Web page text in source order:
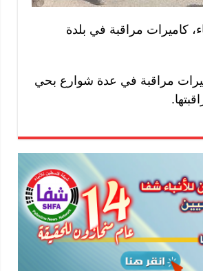
كاميرات مراقبة في بلدة
مراقبة في عدة شوارع بحي